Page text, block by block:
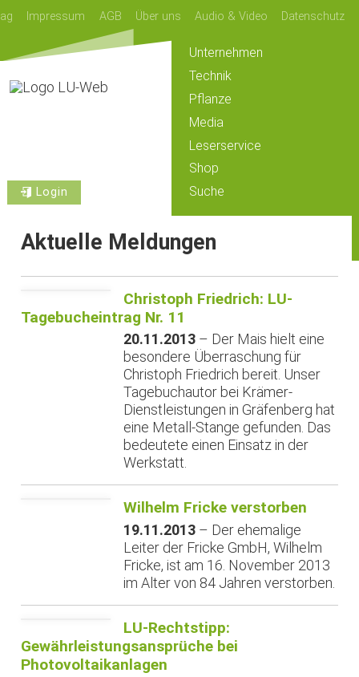
Impressum AGB Über uns Audio & Video Datenschutz
Login
Unternehmen
Technik
Pflanze
Media
Leserservice
Shop
Suche
Aktuelle Meldungen
Christoph Friedrich: LU-
Tagebucheintrag Nr. 11
20.11.2013 – Der Mais hielt eine
besondere Überraschung für
Christoph Friedrich bereit. Unser
Tagebuchautor bei Krämer-
Dienstleistungen in Gräfenberg hat
eine Metall-Stange gefunden. Das
bedeutete einen Einsatz in der
Werkstatt.
Wilhelm Fricke verstorben
19.11.2013 – Der ehemalige
Leiter der Fricke GmbH, Wilhelm
Fricke, ist am 16. November 2013
im Alter von 84 Jahren verstorben.
LU-Rechtstipp:
Gewährleistungsansprüche bei
Photovoltaikanlagen